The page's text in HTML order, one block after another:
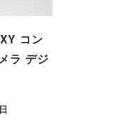
コン
ラ デジ